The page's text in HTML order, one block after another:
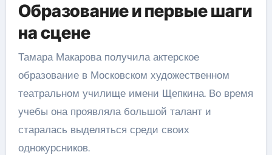
Образование и первые шаги
на сцене
Тамара Макарова получила актерское
образование в Московском художественном
театральном училище имени Щепкина. Во время
учебы она проявляла большой талант и
старалась выделяться среди своих
однокурсников.